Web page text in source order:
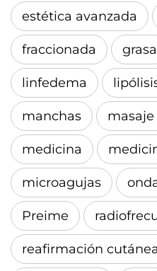
estética avanzada
fraccionada grasa
linfedema
manchas
medicina
microagujas
Preime
reafirmación cutánea